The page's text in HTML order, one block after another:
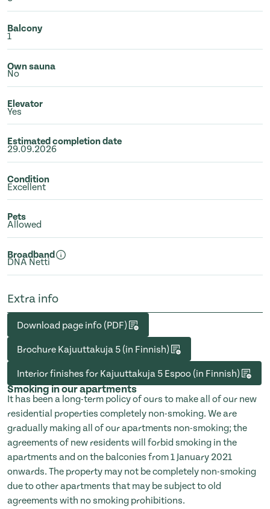
Balcony
1
Own sauna
No
Elevator
Yes
Estimated completion date
29.09.2026
Condition
Excellent
Pets
Allowed
Broadband
DNA Netti
Extra info
Download page info (PDF)
Brochure Kajuuttakuja 5 (in Finnish)
Interior finishes for Kajuuttakuja 5 Espoo (in Finnish)
Smoking in our apartments
It has been a long-term policy of ours to make all of our new
residential properties completely non-smoking. We are
gradually making all of our apartments non-smoking; the
agreements of new residents will forbid smoking in the
apartments and on the balconies from 1 January 2021
onwards. The property may not be completely non-smoking
due to other apartments that may be subject to old
agreements with no smoking prohibitions.